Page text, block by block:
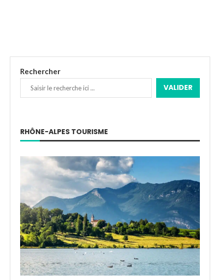
Rechercher
VALIDER
RHÔNE-ALPES TOURISME